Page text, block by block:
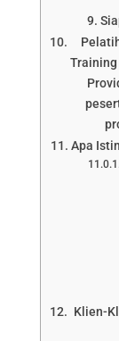
Apa
Klien-